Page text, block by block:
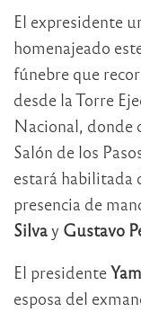
El expresidente
homenajeado
fúnebre que
desde la Torre
Nacional, donde
Salón de los
estará habilitada
presencia de
Silvay Gustavo
El presidente
esposa del